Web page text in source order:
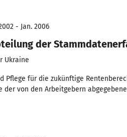
- Jan. 2006
der
Ukraine
Pflege für die zukünftige
von den Arbeitgebern